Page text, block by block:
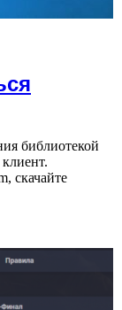
библиотекой
скачайте